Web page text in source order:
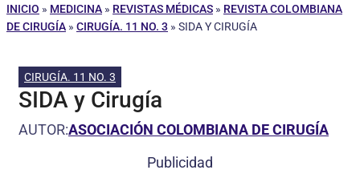
INICIO » MEDICINA » REVISTAS MÉDICAS » REVISTA COLOMBIANA
DE CIRUGÍA » CIRUGÍA. 11 NO. 3 » SIDA Y CIRUGÍA
CIRUGÍA. 11 NO. 3
SIDA y Cirugía
AUTOR:ASOCIACIÓN COLOMBIANA DE CIRUGÍA
Publicidad